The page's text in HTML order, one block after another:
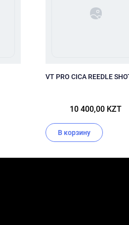
VT PRO CICA REEDLE
10 400,00 KZT
В корзину